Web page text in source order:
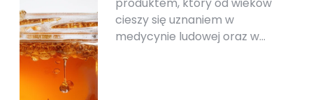
cieszy się uznaniem w
medycynie ludowej oraz w…